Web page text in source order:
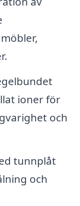
ioner för
och
tunnplåt
och